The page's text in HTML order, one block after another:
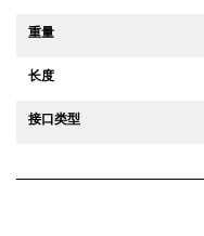
重量
长度
接口类型